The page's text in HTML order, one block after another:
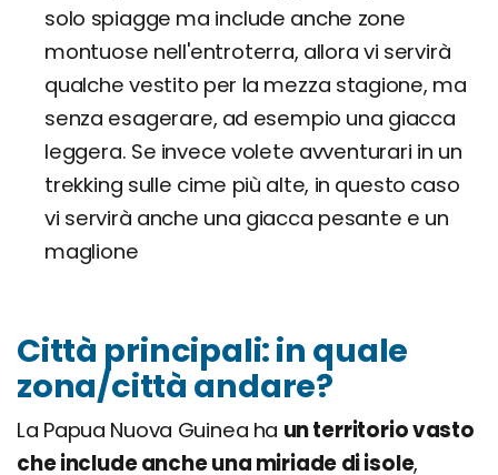
solo spiagge ma include anche zone
montuose nell'entroterra, allora vi servirà
qualche vestito per la mezza stagione, ma
senza esagerare, ad esempio una giacca
leggera. Se invece volete avventurari in un
trekking sulle cime più alte, in questo caso
vi servirà anche una giacca pesante e un
maglione
Città principali: in quale
zona/città andare?
La Papua Nuova Guinea ha un territorio vasto
che include anche una miriade di isole,